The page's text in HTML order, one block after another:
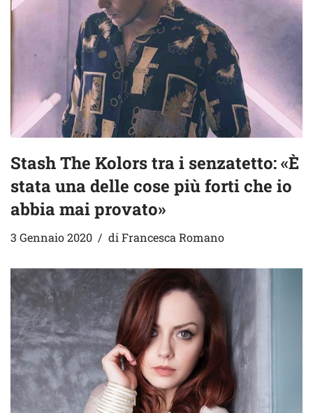
Stash The Kolors tra i senzatetto: «È
stata una delle cose più forti che io
abbia mai provato»
3 Gennaio 2020 di Francesca Romano